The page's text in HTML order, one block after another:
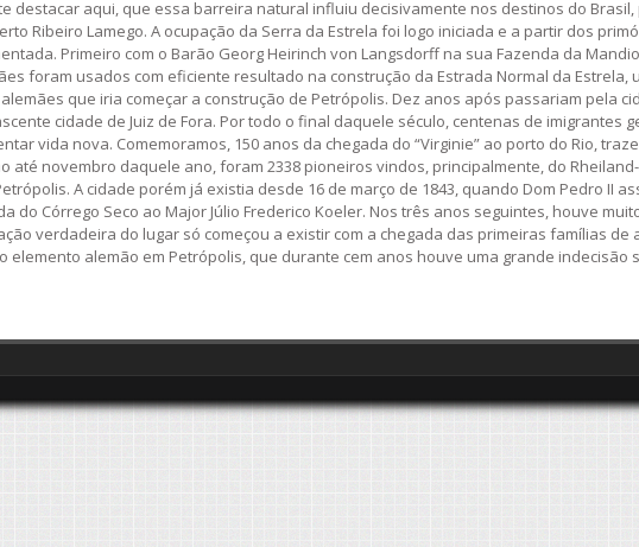
destacar aqui, que essa barreira natural influiu decisivamente nos destinos do
Ribeiro Lamego. A ocupação da Serra da Estrela foi logo iniciada e a partir dos
Primeiro com o Barão Georg Heirinch von Langsdorff na sua Fazenda da
foram usados com eficiente resultado na construção da Estrada Normal da
que iria começar a construção de Petrópolis. Dez anos após passariam pela
cidade de Juiz de Fora. Por todo o final daquele século, centenas de imigrantes
vida nova. Comemoramos, 150 anos da chegada do “Virginie” ao porto do Rio,
até novembro daquele ano, foram 2338 pioneiros vindos, principalmente, do
A cidade porém já existia desde 16 de março de 1843, quando Dom Pedro II
Córrego Seco ao Major Júlio Frederico Koeler. Nos três anos seguintes, houve
verdadeira do lugar só começou a existir com a chegada das primeiras famílias
elemento alemão em Petrópolis, que durante cem anos houve uma grande